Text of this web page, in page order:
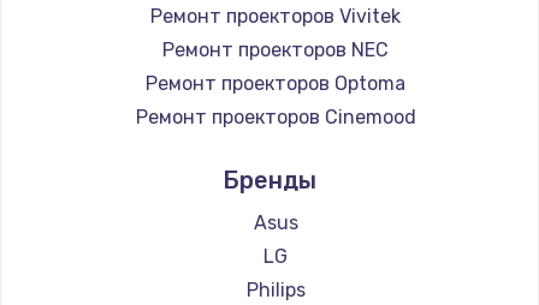
Ремонт проекторов Vivitek
Ремонт проекторов NEC
Ремонт проекторов Optoma
Ремонт проекторов Cinemood
Ремонт проекторов Barco
Ремонт проекторов Xgimi
Ремонт проекторов Canon
Ремонт проекторов JVC
Бренды
Asus
LG
Philips